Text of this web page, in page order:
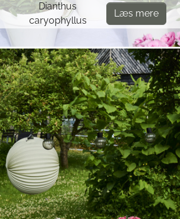
Dianthus
caryophyllus
Læs mere